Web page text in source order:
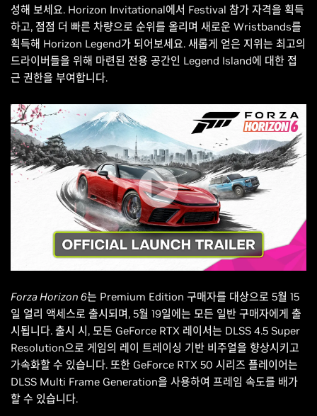
성해 보세요. Horizon Invitational에서 Festival 참가 자격을 획득
하고, 점점 더 빠른 차량으로 순위를 올리며 새로운 Wristbands를
획득해 Horizon Legend가 되어보세요. 새롭게 얻은 지위는 최고의
드라이버들을 위해 마련된 전용 공간인 Legend Island에 대한 접
근 권한을 부여합니다.
Forza Horizon 6는 Premium Edition 구매자를 대상으로 5월 15
일 얼리 액세스로 출시되며, 5월 19일에는 모든 일반 구매자에게 출
시됩니다. 출시 시, 모든 GeForce RTX 레이서는 DLSS 4.5 Super
Resolution으로 게임의 레이 트레이싱 기반 비주얼을 향상시키고
가속화할 수 있습니다. 또한 GeForce RTX 50 시리즈 플레이어는
DLSS Multi Frame Generation을 사용하여 프레임 속도를 배가
할 수 있습니다.